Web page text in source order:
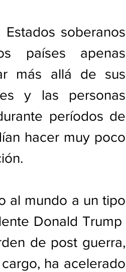
soberanos
países apenas
más allá de sus
y las personas
períodos de
hacer muy poco
al mundo a un tipo
Donald Trump
de post guerra,
ha acelerado